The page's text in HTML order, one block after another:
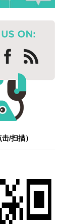
/扫描）